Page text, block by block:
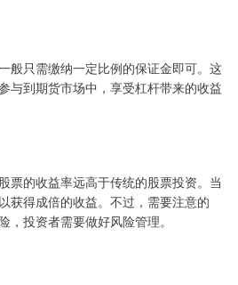
般只需缴纳一定比例的保证金即可。这
与到期货市场中，享受杠杆带来的收益
票的收益率远高于传统的股票投资。当
获得成倍的收益。不过，需要注意的
，投资者需要做好风险管理。